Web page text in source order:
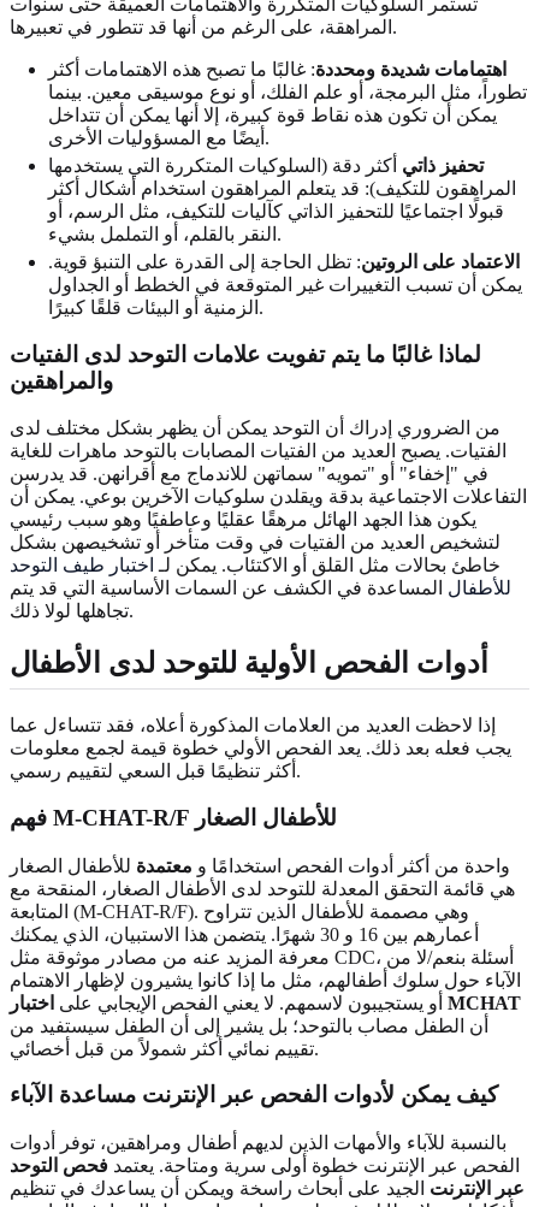
المراهقة، على الرغم من أنها قد تتطور في تعبيرها.
اهتمامات شديدة ومحددة: غالبًا ما تصبح هذه الاهتمامات أكثر
تطوراً، مثل البرمجة، أو علم الفلك، أو نوع موسيقى معين. بينما
يمكن أن تكون هذه نقاط قوة كبيرة، إلا أنها يمكن أن تتداخل
أيضًا مع المسؤوليات الأخرى.
تحفيز ذاتي أكثر دقة (السلوكيات المتكررة التي يستخدمها
المراهقون للتكيف): قد يتعلم المراهقون استخدام أشكال أكثر
قبولًا اجتماعيًا للتحفيز الذاتي كآليات للتكيف، مثل الرسم، أو
النقر بالقلم، أو التململ بشيء.
الاعتماد على الروتين: تظل الحاجة إلى القدرة على التنبؤ قوية.
يمكن أن تسبب التغييرات غير المتوقعة في الخطط أو الجداول
الزمنية أو البيئات قلقًا كبيرًا.
لماذا غالبًا ما يتم تفويت علامات التوحد لدى الفتيات
والمراهقين
من الضروري إدراك أن التوحد يمكن أن يظهر بشكل مختلف لدى
الفتيات. يصبح العديد من الفتيات المصابات بالتوحد ماهرات للغاية
في "إخفاء" أو "تمويه" سماتهن للاندماج مع أقرانهن. قد يدرسن
التفاعلات الاجتماعية بدقة ويقلدن سلوكيات الآخرين بوعي. يمكن أن
يكون هذا الجهد الهائل مرهقًا عقليًا وعاطفيًا وهو سبب رئيسي
لتشخيص العديد من الفتيات في وقت متأخر أو تشخيصهن بشكل
خاطئ بحالات مثل القلق أو الاكتئاب. يمكن لـ اختبار طيف التوحد
للأطفال المساعدة في الكشف عن السمات الأساسية التي قد يتم
تجاهلها لولا ذلك.
أدوات الفحص الأولية للتوحد لدى الأطفال
إذا لاحظت العديد من العلامات المذكورة أعلاه، فقد تتساءل عما
يجب فعله بعد ذلك. يعد الفحص الأولي خطوة قيمة لجمع معلومات
أكثر تنظيمًا قبل السعي لتقييم رسمي.
فهم M-CHAT-R/F للأطفال الصغار
واحدة من أكثر أدوات الفحص استخدامًا و معتمدة للأطفال الصغار
هي قائمة التحقق المعدلة للتوحد لدى الأطفال الصغار، المنقحة مع
المتابعة (M-CHAT-R/F). وهي مصممة للأطفال الذين تتراوح
أعمارهم بين 16 و 30 شهرًا. يتضمن هذا الاستبيان، الذي يمكنك
معرفة المزيد عنه من مصادر موثوقة مثل CDC، أسئلة بنعم/لا من
الآباء حول سلوك أطفالهم، مثل ما إذا كانوا يشيرون لإظهار الاهتمام
أو يستجيبون لاسمهم. لا يعني الفحص الإيجابي على اختبار MCHAT
أن الطفل مصاب بالتوحد؛ بل يشير إلى أن الطفل سيستفيد من
تقييم نمائي أكثر شمولاً من قبل أخصائي.
كيف يمكن لأدوات الفحص عبر الإنترنت مساعدة الآباء
بالنسبة للآباء والأمهات الذين لديهم أطفال ومراهقين، توفر أدوات
الفحص عبر الإنترنت خطوة أولى سرية ومتاحة. يعتمد فحص التوحد
عبر الإنترنت الجيد على أبحاث راسخة ويمكن أن يساعدك في تنظيم